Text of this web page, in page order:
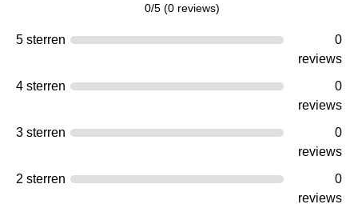
0/5 (0 reviews)
5 sterren
0
reviews
4 sterren
0
reviews
3 sterren
0
reviews
2 sterren
0
reviews